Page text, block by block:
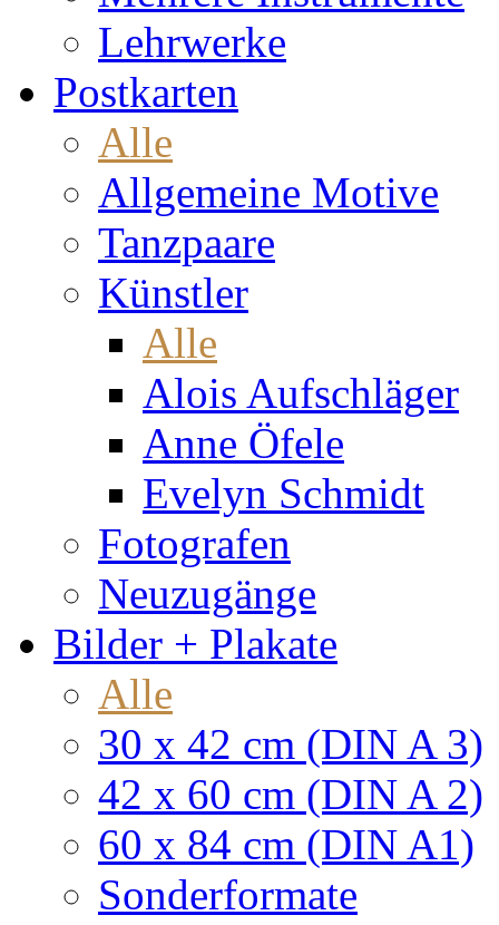
Lehrwerke
Postkarten
Alle
Allgemeine Motive
Tanzpaare
Künstler
Alle
Alois Aufschläger
Anne Öfele
Evelyn Schmidt
Fotografen
Neuzugänge
Bilder + Plakate
Alle
30 x 42 cm (DIN A 3)
42 x 60 cm (DIN A 2)
60 x 84 cm (DIN A1)
Sonderformate